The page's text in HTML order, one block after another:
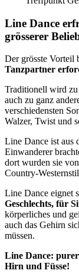
Line Dance
grösserer
Der grösste Vorteil
Tanzpartner
Traditionell wird zu
auch zu ganz
verschiedensten
Walzer, Twist und
Line Dance ist aus
Einwanderer
dort wurden sie
Country-
Line Dance eignet
Geschlechts, für
körperliches und
auch das Gehirn
müssen.
Line Dance:
Hirn und Füsse!